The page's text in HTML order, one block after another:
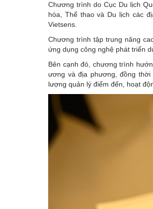
Chương trình do Cục Du lịch
hóa, Thể thao và Du lịch các
Vietsens.
Chương trình tập trung nâng
ứng dụng công nghệ phát triển
Bên cạnh đó, chương trình
ương và địa phương, đồng
lượng quản lý điểm đến, hoạt